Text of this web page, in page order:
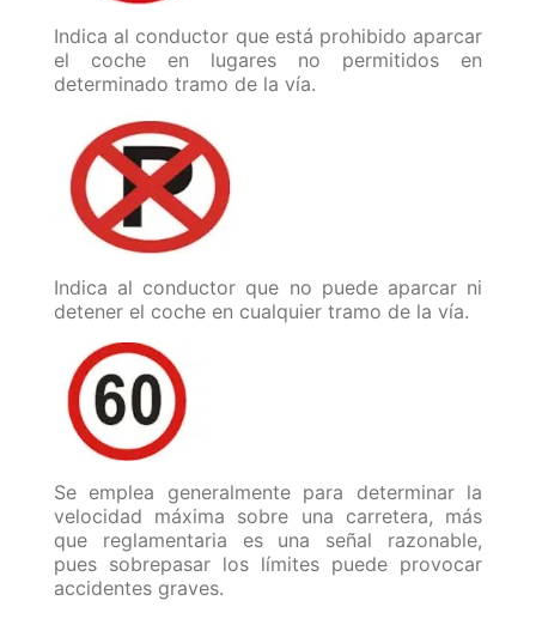
Indica al conductor que está prohibido aparcar
el coche en lugares no permitidos en
determinado tramo de la vía.
Indica al conductor que no puede aparcar ni
detener el coche en cualquier tramo de la vía.
Se emplea generalmente para determinar la
velocidad máxima sobre una carretera, más
que reglamentaria es una señal razonable,
pues sobrepasar los límites puede provocar
accidentes graves.